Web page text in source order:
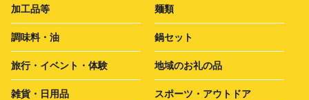
加工品等 麺類
調味料・油 鍋セット
旅行・イベント・体験 地域のお礼の品
雑貨・日用品 スポーツ・アウトドア